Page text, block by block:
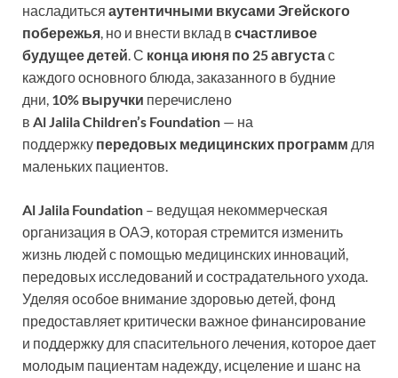
насладиться аутентичными вкусами Эгейского
побережья , но и внести вклад в счастливое
будущее детей . С конца июня по 25 августа с
каждого основного блюда, заказанного в будние
дни, 10% выручки перечислено
в Al Jalila Children’s Foundation — на
поддержку передовых медицинских программ для
маленьких пациентов.
Al Jalila Foundation – ведущая некоммерческая
организация в ОАЭ, которая стремится изменить
жизнь людей с помощью медицинских инноваций,
передовых исследований и сострадательного ухода.
Уделяя особое внимание здоровью детей, фонд
предоставляет критически важное финансирование
и поддержку для спасительного лечения, которое дает
молодым пациентам надежду, исцеление и шанс на